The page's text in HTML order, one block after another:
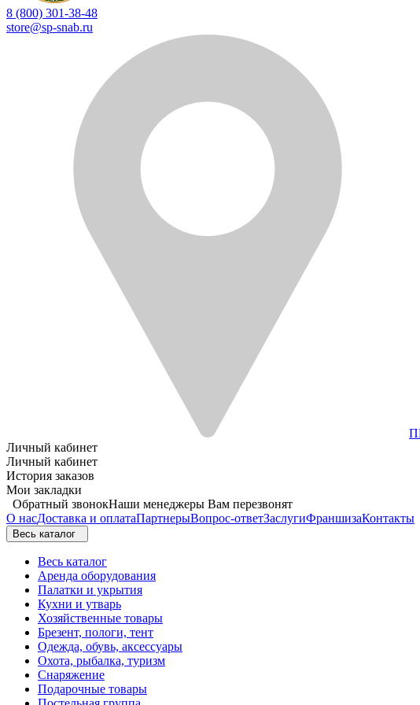
8 (800) 301-38-48
store@sp-snab.ru
Личный кабинет
Личный кабинет
История заказов
Мои закладки
Обратный звонокНаши менеджеры Вам перезвонят
О насДоставка и оплатаПартнерыВопрос-ответЗаслугиФраншизаКонтакты
Весь каталог
Весь каталог
Аренда оборудования
Палатки и укрытия
Кухни и утварь
Хозяйственные товары
Брезент, пологи, тент
Одежда, обувь, аксессуары
Охота, рыбалка, туризм
Снаряжение
Подарочные товары